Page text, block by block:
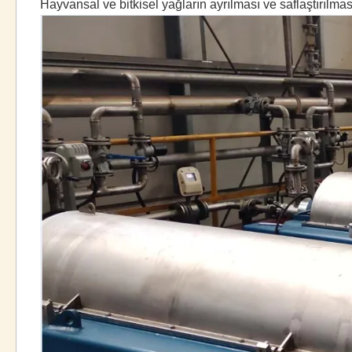
Hayvansal ve bitkisel yağların ayrılması ve